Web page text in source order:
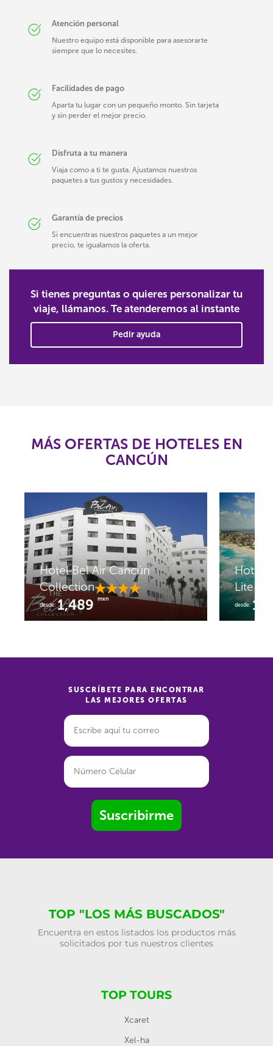
Atención personal
Nuestro equipo está disponible para asesorarte
siempre que lo necesites.
Facilidades de pago
Aparta tu lugar con un pequeño monto. Sin tarjeta
y sin perder el mejor precio.
Disfruta a tu manera
Viaja como a ti te gusta. Ajustamos nuestros
paquetes a tus gustos y necesidades.
Garantía de precios
Si encuentras nuestros paquetes a un mejor
precio, te igualamos la oferta.
Si tienes preguntas o quieres personalizar tu
viaje, llámanos. Te atenderemos al instante
Pedir ayuda
MÁS OFERTAS DE HOTELES EN
CANCÚN
Hotel Bel Air Cancún
Collection
desde: 1,489 mxn
Hotel
Lite
desde:
SUSCRÍBETE PARA ENCONTRAR
LAS MEJORES OFERTAS
Suscribirme
TOP "LOS MÁS BUSCADOS"
Encuentra en estos listados los productos más
solicitados por tus nuestros clientes
TOP TOURS
Xcaret
Xel-ha